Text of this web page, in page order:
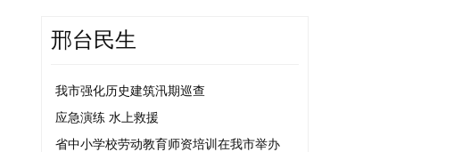
邢台民生
我市强化历史建筑汛期巡查
应急演练 水上救援
省中小学校劳动教育师资培训在我市举办